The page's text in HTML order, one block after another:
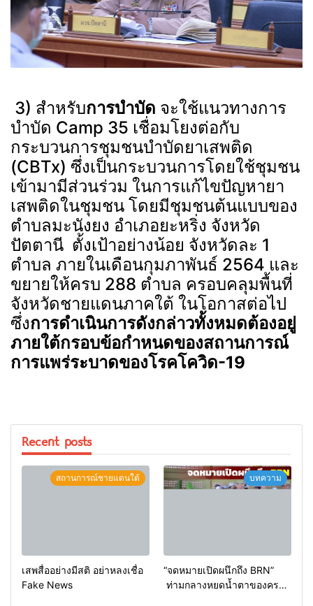
3) สำหรับการบำบัด จะใช้แนวทางการ
บำบัด Camp 35 เชื่อมโยงต่อกับ
กระบวนการชุมชนบำบัดยาเสพติด
(CBTx) ซึ่งเป็นกระบวนการโดยใช้ชุมชน
เข้ามามีส่วนร่วม ในการแก้ไขปัญหายา
เสพติดในชุมชน โดยมีชุมชนต้นแบบของ
ตำบลมะนังยง อำเภอยะหริ่ง จังหวัด
ปัตตานี ตั้งเป้าอย่างน้อย จังหวัดละ 1
ตำบล ภายในเดือนกุมภาพันธ์ 2564 และ
ขยายให้ครบ 288 ตำบล ครอบคลุมพื้นที่
จังหวัดชายแดนภาคใต้ ในโอกาสต่อไป
ซึ่งการดำเนินการดังกล่าวทั้งหมดต้องอยู่
ภายใต้กรอบข้อกำหนดของสถานการณ์
การแพร่ระบาดของโรคโควิด-19
Recent posts
สถานการณ์ชายแดนใต้
เสพสื่ออย่างมีสติ อย่าหลงเชื่อ
Fake News
บทความ
“จดหมายเปิดผนึกถึง BRN”
ท่ามกลางหยดน้ำตาของครอบ